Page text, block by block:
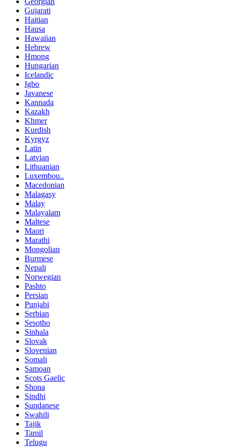
Gujarati
Haitian
Hausa
Hawaiian
Hebrew
Hmong
Hungarian
Icelandic
Igbo
Javanese
Kannada
Kazakh
Khmer
Kurdish
Kyrgyz
Latin
Latvian
Lithuanian
Luxembou..
Macedonian
Malagasy
Malay
Malayalam
Maltese
Maori
Marathi
Mongolian
Burmese
Nepali
Norwegian
Pashto
Persian
Punjabi
Serbian
Sesotho
Sinhala
Slovak
Slovenian
Somali
Samoan
Scots Gaelic
Shona
Sindhi
Sundanese
Swahili
Tajik
Tamil
Telugu